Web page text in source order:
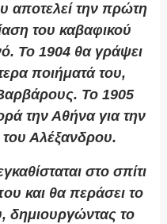
αποτελεί την πρώτη
του καβαφικού
Το 1904 θα γράψει
ποιήματά του,
. Το 1905
την Αθήνα για την
Αλέξανδρου.
στο σπίτι
και θα περάσει το
δημιουργώντας το